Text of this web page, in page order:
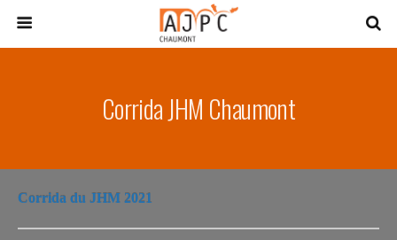
Corrida JHM Chaumont
Corrida du JHM 2021